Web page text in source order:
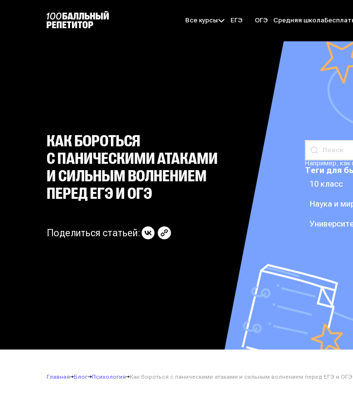
Все курсы ЕГЭ ОГЭ Средняя школа
КАК БОРОТЬСЯ
С ПАНИЧЕСКИМИ АТАКАМИ
И СИЛЬНЫМ ВОЛНЕНИЕМ
ПЕРЕД ЕГЭ И ОГЭ
Поделиться статьей:
Например, как
Теги для
10 класс
Наука и
Главная Блог Психология Как бороться с паническими атаками и сильным волнением перед ЕГЭ и ОГЭ